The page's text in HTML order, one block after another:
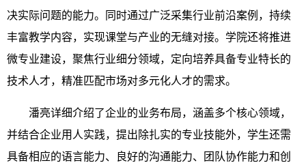
决实际问题的能力。同时通过广泛采集行业前沿案例，持续
丰富教学内容，实现课堂与产业的无缝对接。学院还将推进
微专业建设，聚焦行业细分领域，定向培养具备专业特长的
技术人才，精准匹配市场对多元化人才的需求。
潘亮详细介绍了企业的业务布局，涵盖多个核心领域，
并结合企业用人实践，提出除扎实的专业技能外，学生还需
具备相应的语言能力、良好的沟通能力、团队协作能力和创